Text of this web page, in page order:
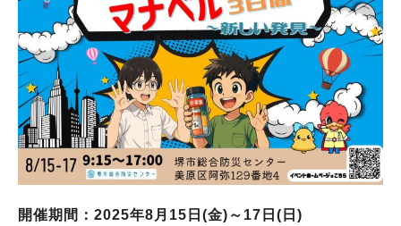
開催期間：2025年8月15日(金)～17日(日)